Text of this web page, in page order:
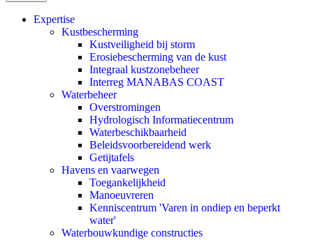
Expertise
Kustbescherming
Kustveiligheid bij storm
Erosiebescherming van de kust
Integraal kustzonebeheer
Interreg MANABAS COAST
Waterbeheer
Overstromingen
Hydrologisch Informatiecentrum
Waterbeschikbaarheid
Beleidsvoorbereidend werk
Getijtafels
Havens en vaarwegen
Toegankelijkheid
Manoeuvreren
Kenniscentrum 'Varen in ondiep en beperkt
water'
Waterbouwkundige constructies